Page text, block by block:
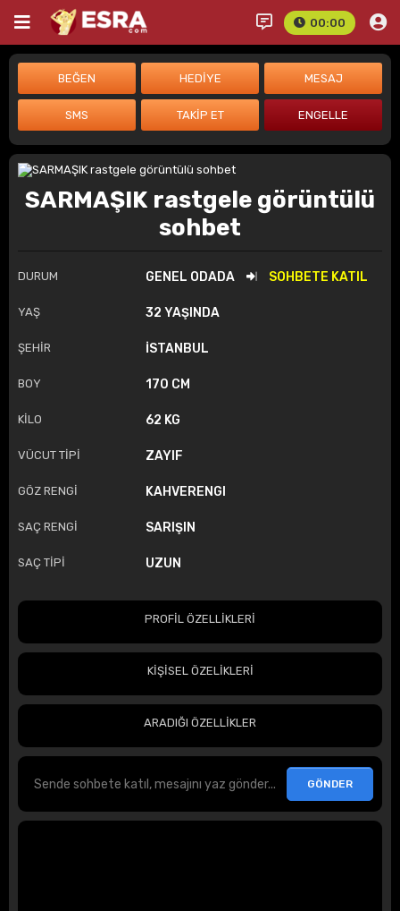
00:00
SARMAŞIK rastgele görüntülü
sohbet
DURUM GENEL ODADA SOHBETE KATIL
YAŞ 32 YAŞINDA
ŞEHİR İSTANBUL
BOY 170 CM
KİLO 62 KG
VÜCUT TİPİ ZAYIF
GÖZ RENGİ KAHVERENGI
SAÇ RENGİ SARIŞIN
SAÇ TİPİ UZUN
PROFİL ÖZELLİKLERİ
KİŞİSEL ÖZELİKLERİ
ARADIĞI ÖZELLİKLER